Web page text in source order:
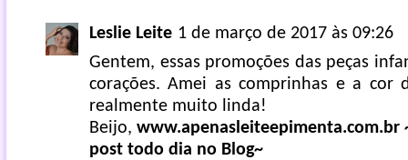
Leslie Leite 1 de março de 2017 às 09:26
Gentem, essas promoções das peças
corações. Amei as comprinhas e a cor
realmente muito linda!
Beijo,www.apenasleiteepimenta.com.br
post todo dia no Blog~